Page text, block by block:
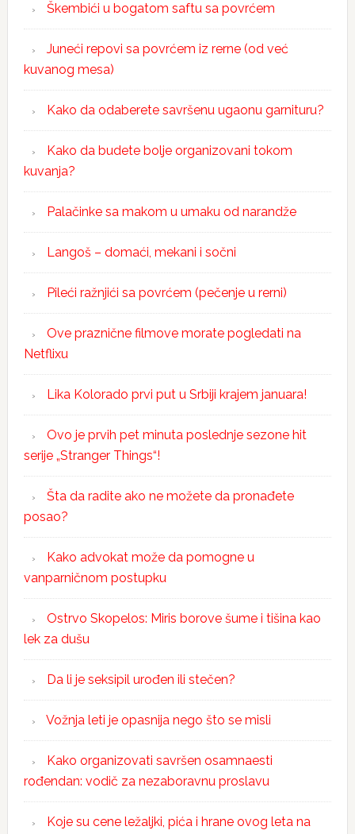
Škembići u bogatom saftu sa povrćem
Juneći repovi sa povrćem iz rerne (od već
kuvanog mesa)
Kako da odaberete savršenu ugaonu garnituru?
Kako da budete bolje organizovani tokom
kuvanja?
Palačinke sa makom u umaku od narandže
Langoš – domaći, mekani i sočni
Pileći ražnjići sa povrćem (pečenje u rerni)
Ove praznične filmove morate pogledati na
Netflixu
Lika Kolorado prvi put u Srbiji krajem januara!
Ovo je prvih pet minuta poslednje sezone hit
serije „Stranger Things“!
Šta da radite ako ne možete da pronađete
posao?
Kako advokat može da pomogne u
vanparničnom postupku
Ostrvo Skopelos: Miris borove šume i tišina kao
lek za dušu
Da li je seksipil urođen ili stečen?
Vožnja leti je opasnija nego što se misli
Kako organizovati savršen osamnaesti
rođendan: vodič za nezaboravnu proslavu
Koje su cene ležaljki, pića i hrane ovog leta na